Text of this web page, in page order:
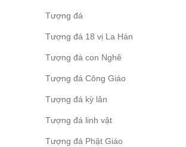
Tượng đá
Tượng đá 18 vị La Hán
Tượng đá con Nghê
Tượng đá Công Giáo
Tượng đá kỳ lân
Tượng đá linh vật
Tượng đá Phật Giáo